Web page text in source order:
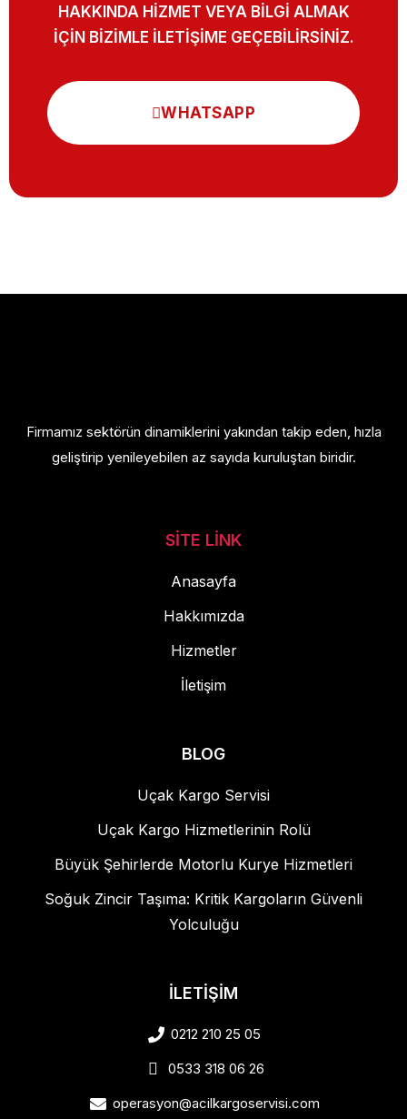
HAKKINDA HİZMET VEYA BİLGİ ALMAK
İÇİN BİZİMLE İLETİŞİME GEÇEBİLİRSİNİZ.
WHATSAPP
Firmamız sektörün dinamiklerini yakından takip eden, hızla
geliştirip yenileyebilen az sayıda kuruluştan biridir.
SITE LINK
Anasayfa
Hakkımızda
Hizmetler
İletişim
BLOG
Uçak Kargo Servisi
Uçak Kargo Hizmetlerinin Rolü
Büyük Şehirlerde Motorlu Kurye Hizmetleri
Soğuk Zincir Taşıma: Kritik Kargoların Güvenli
Yolculuğu
İLETİŞİM
0212 210 25 05
0533 318 06 26
operasyon@acilkargoservisi.com